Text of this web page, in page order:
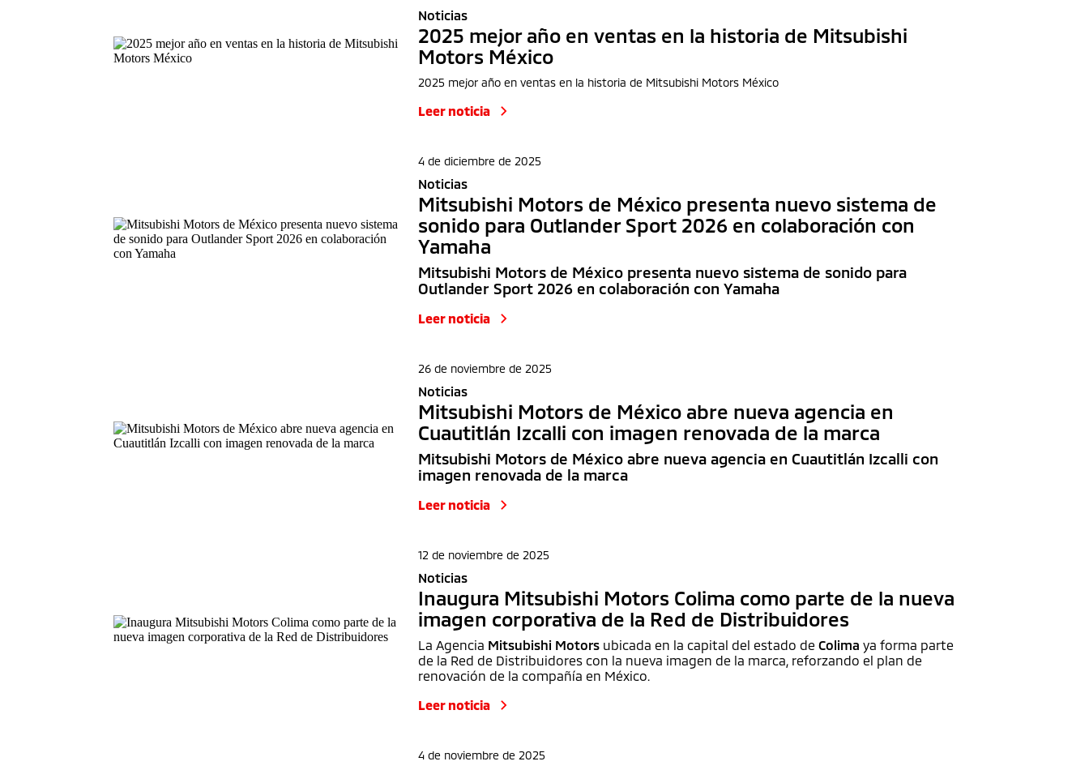
Noticias
2025 mejor año en ventas en la historia de Mitsubishi
Motors México
2025 mejor año en ventas en la historia de Mitsubishi Motors México
Leer noticia
4 de diciembre de 2025
Noticias
Mitsubishi Motors de México presenta nuevo sistema de
sonido para Outlander Sport 2026 en colaboración con
Yamaha
Mitsubishi Motors de México presenta nuevo sistema de sonido para
Outlander Sport 2026 en colaboración con Yamaha
Leer noticia
26 de noviembre de 2025
Noticias
Mitsubishi Motors de México abre nueva agencia en
Cuautitlán Izcalli con imagen renovada de la marca
Mitsubishi Motors de México abre nueva agencia en Cuautitlán Izcalli con
imagen renovada de la marca
Leer noticia
12 de noviembre de 2025
Noticias
Inaugura Mitsubishi Motors Colima como parte de la nueva
imagen corporativa de la Red de Distribuidores
La Agencia Mitsubishi Motors ubicada en la capital del estado deColima ya forma parte
de la Red de Distribuidores con la nueva imagen de la marca, reforzando el plan de
renovación de la compañía en México.
Leer noticia
4 de noviembre de 2025